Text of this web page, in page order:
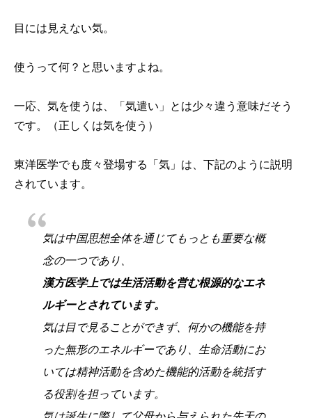
目には見えない気。
使うって何？と思いますよね。
一応、気を使うは、「気遣い」とは少々違う意味だそう
です。（正しくは気を使う）
東洋医学でも度々登場する「気」は、下記のように説明
されています。
気は中国思想全体を通じてもっとも重要な概
念の一つであり、
漢方医学上では生活活動を営む根源的なエネ
ルギーとされています。
気は目で見ることができず、何かの機能を持
った無形のエネルギーであり、生命活動にお
いては精神活動を含めた機能的活動を統括す
る役割を担っています。